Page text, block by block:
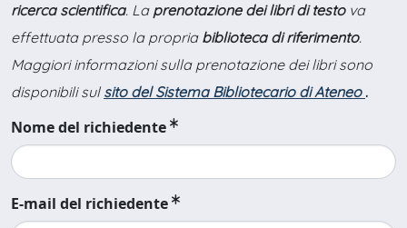
ricerca scientifica. La prenotazione dei libri di testova
effettuata presso la propria biblioteca di riferimento.
Maggiori informazioni sulla prenotazione dei libri sono
disponibili sul sito del Sistema Bibliotecario di Ateneo .
Nome del richiedente
E-mail del richiedente